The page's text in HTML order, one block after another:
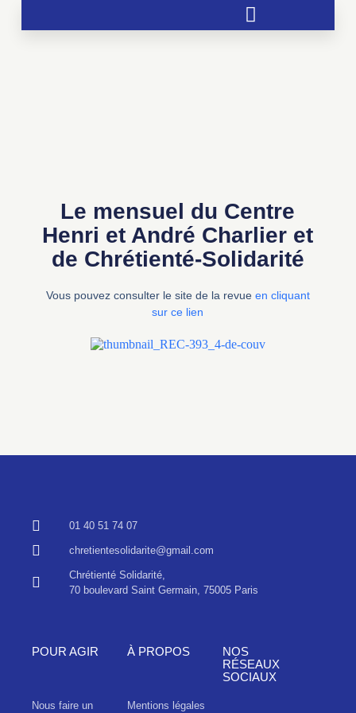
Le mensuel du Centre
Henri et André Charlier et
de Chrétienté-Solidarité
Vous pouvez consulter le site de la revue en cliquant
sur ce lien
01 40 51 74 07
chretientesolidarite@gmail.com
Chrétienté Solidarité,
70 boulevard Saint Germain, 75005 Paris
POUR AGIR
Nous faire un
À PROPOS
Mentions légales
NOS
RÉSEAUX
SOCIAUX